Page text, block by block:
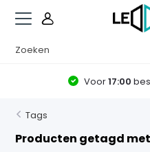
Voor17:00
Tags
Producten getagd